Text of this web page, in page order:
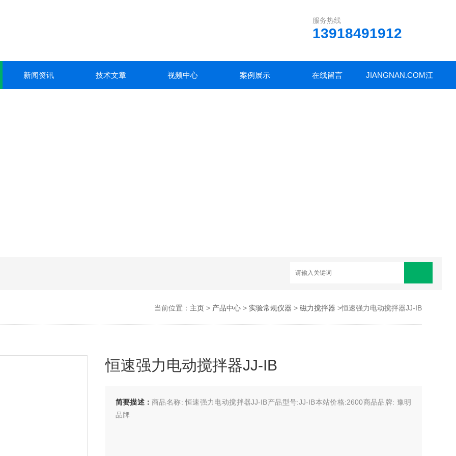
服务热线
13918491912
新闻资讯 技术文章 视频中心 案例展示 在线留言 JIANGNAN.COM江
当前位置： 主页> 产品中心> 实验常规仪器 > 磁力搅拌器 >恒速强力电动搅拌器JJ-IB
恒速强力电动搅拌器JJ-IB
简要描述： 商品名称: 恒速强力电动搅拌器JJ-IB产品型号:JJ-IB本站价格:2600商品品牌: 豫明
品牌